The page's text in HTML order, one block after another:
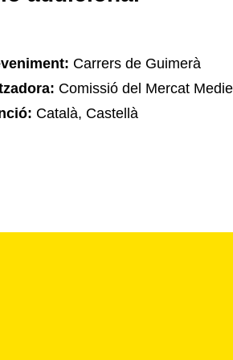
Carrers de Guimerà
Comissió del Mercat
Català, Castellà